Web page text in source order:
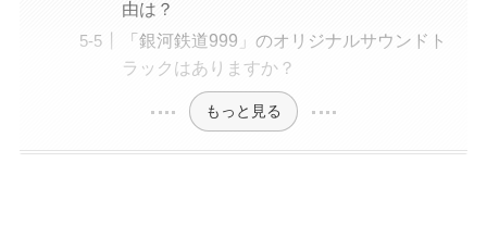
由は？
「銀河鉄道999」のオリジナルサウンドト
ラックはありますか？
もっと見る